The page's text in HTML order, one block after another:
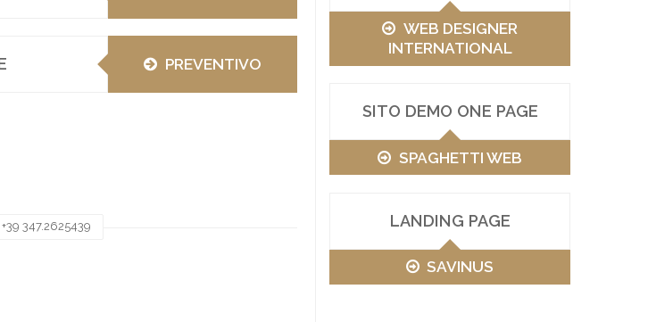
WEB DESIGNER
INTERNATIONAL
SITO DEMO ONE PAGE
SPAGHETTI WEB
LANDING PAGE
SAVINUS
PREVENTIVO
347.2625439